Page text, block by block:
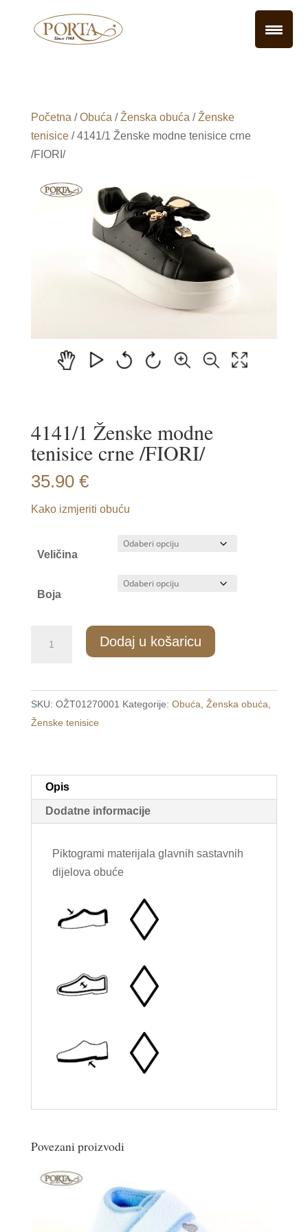
Početna /Obuća /Ženska obuća /Ženske
tenisice/ 4141/1 Ženske modne tenisice crne
/FIORI/
4141/1 Ženske modne
tenisice crne /FIORI/
35.90 €
Kako izmjeriti obuću
Veličina
Boja
tenisice
crne
/FIORI/
Dodaj u košaricu
SKU: OŽT01270001 Kategorije: Obuća Ženska obuća
Ženske tenisice
Opis
Dodatne informacije
Piktogrami materijala glavnih sastavnih
dijelova obuće
Povezani proizvodi